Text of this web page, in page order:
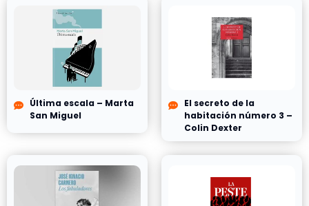
Última escala – Marta
San Miguel
El secreto de la
habitación número 3 –
Colin Dexter